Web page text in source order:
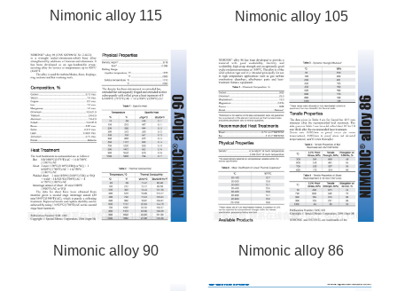
Nimonic alloy 115 Nimonic alloy 105
Nimonic alloy 90 Nimonic alloy 86